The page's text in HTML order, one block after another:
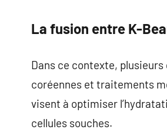
La fusion entre K-
Dans ce contexte,
coréennes et traitements
visent à optimiser
cellules souches.